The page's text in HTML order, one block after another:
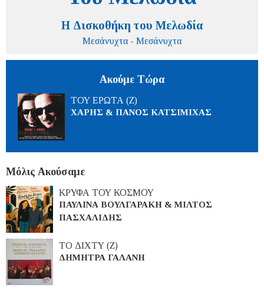
Η Δισκοθήκη του Μελωδία
Μεσάνυχτα - Μεσάνυχτα
Ακούμε Τώρα
ΤΟΥ ΕΡΩΤΑ (Ζ)
ΧΑΡΗΣ & ΠΑΝΟΣ ΚΑΤΣΙΜΙΧΑΣ
Μόλις Ακούσαμε
ΚΡΥΦΑ ΤΟΥ ΚΟΣΜΟΥ
ΠΑΥΛΙΝΑ ΒΟΥΛΓΑΡΑΚΗ & ΜΙΛΤΟΣ
ΠΑΣΧΑΛΙΔΗΣ
ΤΟ ΔΙΧΤΥ (Ζ)
ΔΗΜΗΤΡΑ ΓΑΛΑΝΗ